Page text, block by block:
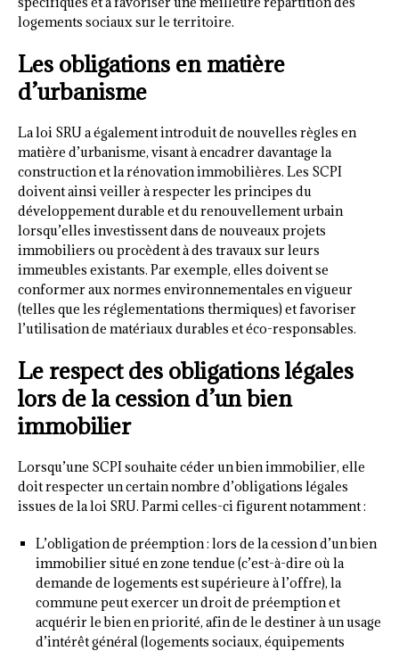
logements sociaux sur le territoire.
Les obligations en matière
d’urbanisme
La loi SRU a également introduit de nouvelles règles en
matière d’urbanisme, visant à encadrer davantage la
construction et la rénovation immobilières. Les SCPI
doivent ainsi veiller à respecter les principes du
développement durable et du renouvellement urbain
lorsqu’elles investissent dans de nouveaux projets
immobiliers ou procèdent à des travaux sur leurs
immeubles existants. Par exemple, elles doivent se
conformer aux normes environnementales en vigueur
(telles que les réglementations thermiques) et favoriser
l’utilisation de matériaux durables et éco-responsables.
Le respect des obligations légales
lors de la cession d’un bien
immobilier
Lorsqu’une SCPI souhaite céder un bien immobilier, elle
doit respecter un certain nombre d’obligations légales
issues de la loi SRU. Parmi celles-ci figurent notamment :
L’obligation de préemption : lors de la cession d’un bien
immobilier situé en zone tendue (c’est-à-dire où la
demande de logements est supérieure à l’offre), la
commune peut exercer un droit de préemption et
acquérir le bien en priorité, afin de le destiner à un usage
d’intérêt général (logements sociaux, équipements